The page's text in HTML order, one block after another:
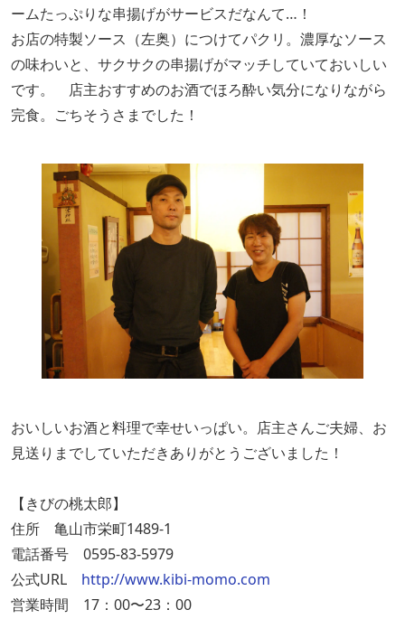
ームたっぷりな串揚げがサービスだなんて…！
お店の特製ソース（左奥）につけてパクリ。濃厚なソース
の味わいと、サクサクの串揚げがマッチしていておいしい
です。 店主おすすめのお酒でほろ酔い気分になりながら
完食。ごちそうさまでした！
おいしいお酒と料理で幸せいっぱい。店主さんご夫婦、お
見送りまでしていただきありがとうございました！
【きびの桃太郎】
住所 亀山市栄町1489-1
電話番号 0595-83-5979
公式URL http://www.kibi-momo.com
営業時間 17：00〜23：00